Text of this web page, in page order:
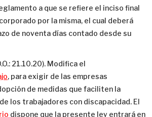
a que se refiere el inciso final
por la misma, el cual deberá
de noventa días contado desde su
21.10.20). Modifica el
, para exigir de las empresas
de medidas que faciliten la
los trabajadores con discapacidad. El
dispone que la presente ley entrará en